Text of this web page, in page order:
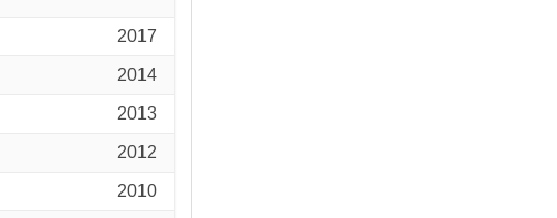
2017
2014
2013
2012
2010